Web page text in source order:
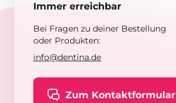
Immer erreichbar
Bei Fragen zu deiner Bestellung
oder Produkten:
info@dentina.de
Zum Kontaktformular